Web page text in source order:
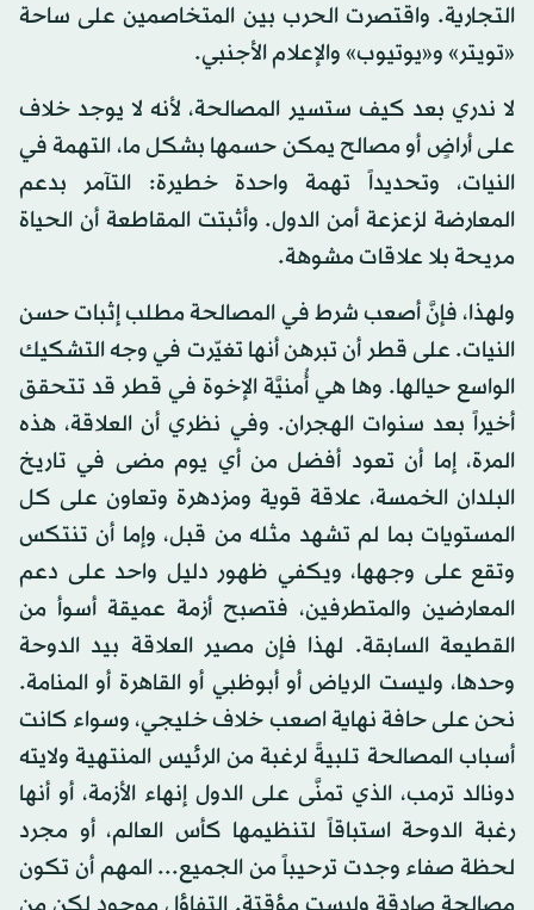
التجارية. واقتصرت الحرب بين المتخاصمين على ساحة
«تويتر» و«يوتيوب» والإعلام الأجنبي.
لا ندري بعد كيف ستسير المصالحة، لأنه لا يوجد خلاف
على أراضٍ أو مصالح يمكن حسمها بشكل ما، التهمة في
النيات، وتحديداً تهمة واحدة خطيرة: التآمر بدعم
المعارضة لزعزعة أمن الدول. وأثبتت المقاطعة أن الحياة
مريحة بلا علاقات مشوهة.
ولهذا، فإنَّ أصعب شرط في المصالحة مطلب إثبات حسن
النيات. على قطر أن تبرهن أنها تغيّرت في وجه التشكيك
الواسع حيالها. وها هي أُمنيَّة الإخوة في قطر قد تتحقق
أخيراً بعد سنوات الهجران. وفي نظري أن العلاقة، هذه
المرة، إما أن تعود أفضل من أي يوم مضى في تاريخ
البلدان الخمسة، علاقة قوية ومزدهرة وتعاون على كل
المستويات بما لم تشهد مثله من قبل، وإما أن تنتكس
وتقع على وجهها، ويكفي ظهور دليل واحد على دعم
المعارضين والمتطرفين، فتصبح أزمة عميقة أسوأ من
القطيعة السابقة. لهذا فإن مصير العلاقة بيد الدوحة
وحدها، وليست الرياض أو أبوظبي أو القاهرة أو المنامة.
نحن على حافة نهاية اصعب خلاف خليجي، وسواء كانت
أسباب المصالحة تلبيةً لرغبة من الرئيس المنتهية ولايته
دونالد ترمب، الذي تمنَّى على الدول إنهاء الأزمة، أو أنها
رغبة الدوحة استباقاً لتنظيمها كأس العالم، أو مجرد
لحظة صفاء وجدت ترحيباً من الجميع... المهم أن تكون